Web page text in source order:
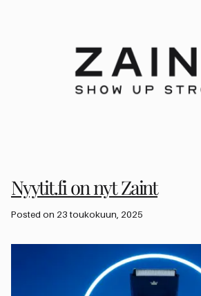
Nyytit.fi on nyt Zaint
Posted on 23 toukokuun, 2025